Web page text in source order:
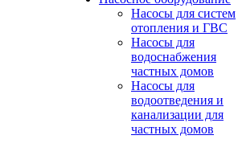
Насосы для систем
отопления и ГВС
Насосы для
водоснабжения
частных домов
Насосы для
водоотведения и
канализации для
частных домов